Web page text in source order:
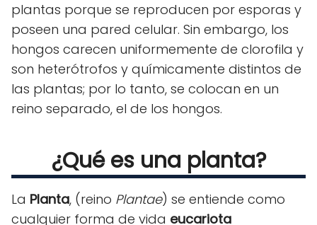
plantas porque se reproducen por esporas y
poseen una pared celular. Sin embargo, los
hongos carecen uniformemente de clorofila y
son heterótrofos y químicamente distintos de
las plantas; por lo tanto, se colocan en un
reino separado, el de los hongos.
¿Qué es una planta?
La Planta, (reino Plantae) se entiende como
cualquier forma de vida eucariota